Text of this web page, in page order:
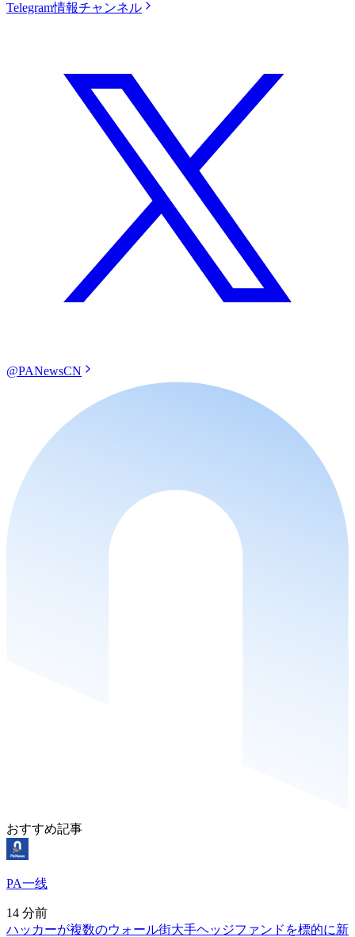
Telegram情報チャンネル
@PANewsCN
おすすめ記事
PA一线
14 分前
ハッカーが複数のウォール街大手ヘッジファンドを標的に新